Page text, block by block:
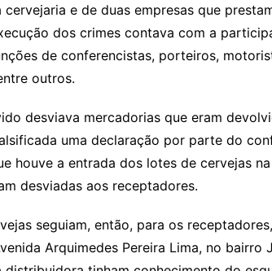
e de duas empresas que
dos crimes contava com a
de conferencistas, porteiros,
outros.
desviava mercadorias que eram
uma declaração por parte do
houve a entrada dos lotes de cervejas
desviadas aos receptadores.
seguiam, então, para os
Arquimedes Pereira Lima, no bairro